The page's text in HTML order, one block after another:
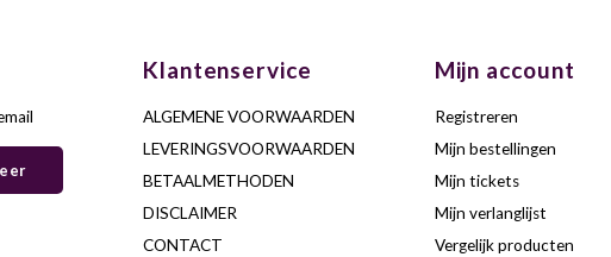
Klantenservice
ALGEMENE VOORWAARDEN
LEVERINGSVOORWAARDEN
BETAALMETHODEN
DISCLAIMER
CONTACT
Mijn account
Registreren
Mijn bestellingen
Mijn tickets
Mijn verlanglijst
Vergelijk producten